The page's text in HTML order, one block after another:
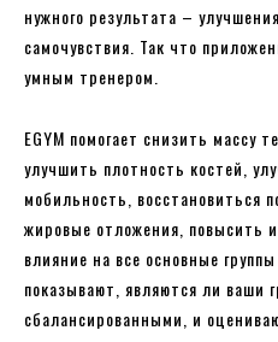
нужного результата –
самочувствия. Так что
умным тренером.
EGYM помогает снизить массу
улучшить плотность костей,
мобильность, восстановиться
жировые отложения, повысить
влияние на все основные
показывают, являются ли ваши
сбалансированными, и